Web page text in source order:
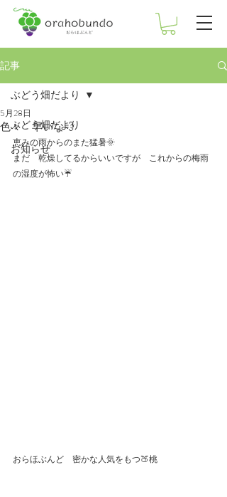
記事
ぶどう畑だより
お知らせ
ぶどう畑だより
色々 早いな💨
5月28日
恵みの雨からのまた猛暑🌞
まだ　乾燥してるからいいですが　これからの梅雨
の湿度が怖い☔
おらほぶんど　密かな人気をもつ🍑桃